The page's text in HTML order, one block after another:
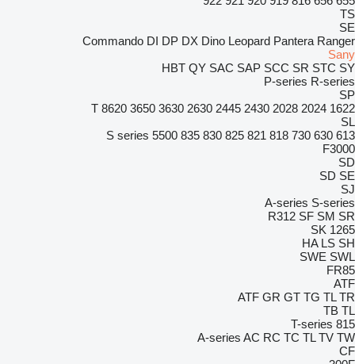
TS
SE
Commando DI DP DX Dino Leopard Pantera Ranger
Sany
HBT QY SAC SAP SCC SR STC SY
P-series R-series
SP
1622
2024
2028
2430
2445
2630
3630
3650
8620 T
SL
613
630
730
818
821
825
830
835
5500
S series
F3000
SD
SD SE
SJ
A-series S-series
R312 SF SM SR
1265
SK
HA LS SH
SWE SWL
FR85
ATF
ATF GR GT TG TL TR
TB TL
815
T-series
A-series AC RC TC TL TV TW
CF